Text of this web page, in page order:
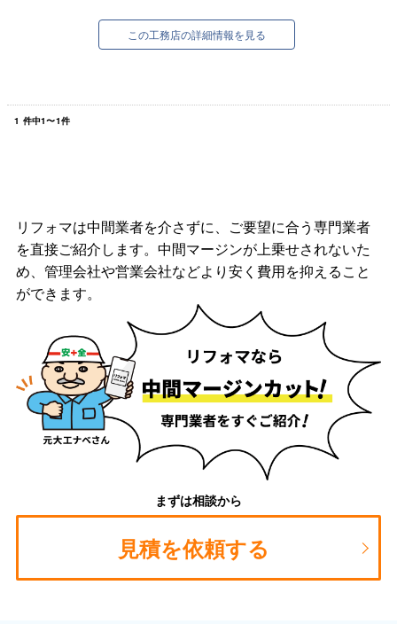
この工務店の詳細情報を見る
1 件中1〜1件
リフォマは中間業者を介さずに、ご要望に合う専門業者
を直接ご紹介します。中間マージンが上乗せされないた
め、管理会社や営業会社などより安く費用を抑えること
ができます。
まずは相談から
見積を依頼する